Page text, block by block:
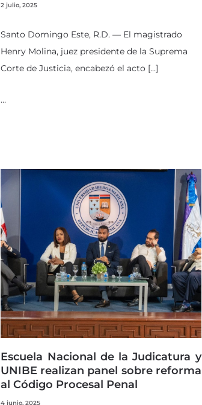
2 julio, 2025
Santo Domingo Este, R.D. — El magistrado
Henry Molina, juez presidente de la Suprema
Corte de Justicia, encabezó el acto […]
…
Escuela Nacional de la Judicatura y
UNIBE realizan panel sobre reforma
al Código Procesal Penal
4 junio, 2025